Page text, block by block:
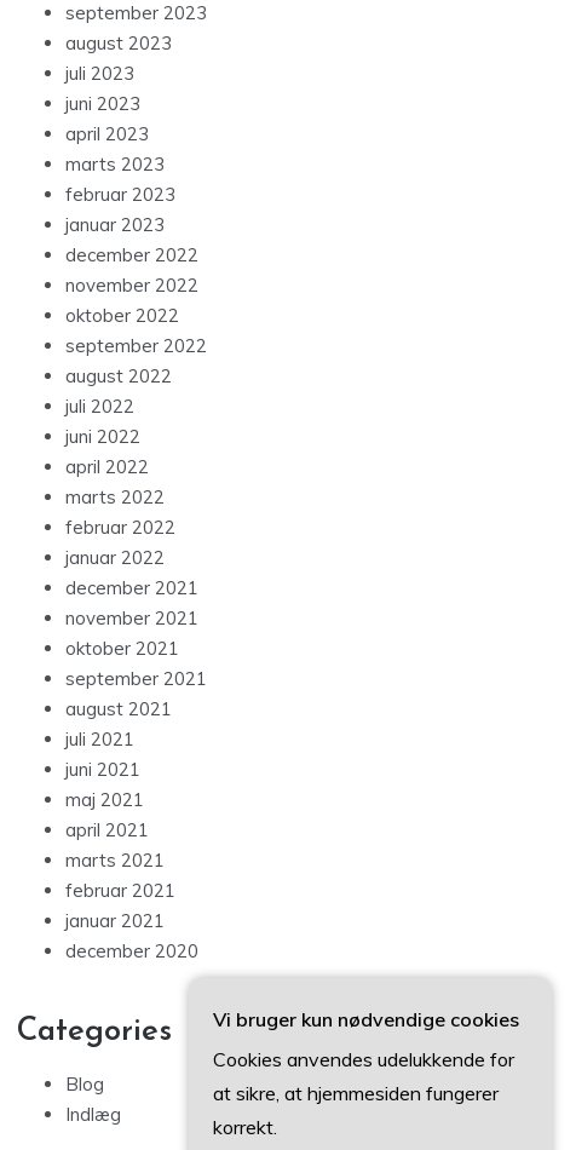
september 2023
august 2023
juli 2023
juni 2023
april 2023
marts 2023
februar 2023
januar 2023
december 2022
november 2022
oktober 2022
september 2022
august 2022
juli 2022
juni 2022
april 2022
marts 2022
februar 2022
januar 2022
december 2021
november 2021
oktober 2021
september 2021
august 2021
juli 2021
juni 2021
maj 2021
april 2021
marts 2021
februar 2021
januar 2021
december 2020
Categories
Blog
Indlæg
Vi bruger kun nødvendige cookies
Cookies anvendes udelukkende for
at sikre, at hjemmesiden fungerer
korrekt.